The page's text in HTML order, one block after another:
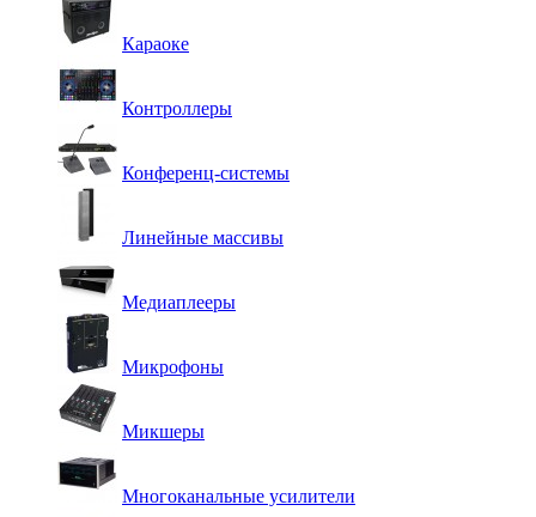
Караоке
Контроллеры
Конференц-системы
Линейные массивы
Медиаплееры
Микрофоны
Микшеры
Многоканальные усилители